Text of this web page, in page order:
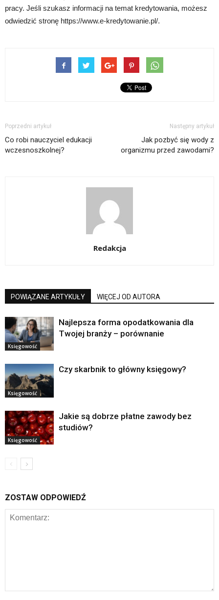
pracy. Jeśli szukasz informacji na temat kredytowania, możesz
odwiedzić stronę https://www.e-kredytowanie.pl/.
Poprzedni artykuł
Co robi nauczyciel edukacji
wczesnoszkolnej?
Następny artykuł
Jak pozbyć się wody z
organizmu przed zawodami?
Redakcja
POWIĄZANE ARTYKUŁY WIĘCEJ OD AUTORA
Księgowość
Najlepsza forma opodatkowania dla
Twojej branży – porównanie
Księgowość
Czy skarbnik to główny księgowy?
Księgowość
Jakie są dobrze płatne zawody bez
studiów?
ZOSTAW ODPOWIEDŹ